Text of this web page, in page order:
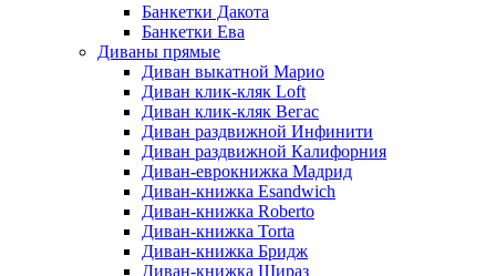
Банкетки Дакота
Банкетки Ева
Диваны прямые
Диван выкатной Марио
Диван клик-кляк Loft
Диван клик-кляк Вегас
Диван раздвижной Инфинити
Диван раздвижной Калифорния
Диван-еврокнижка Мадрид
Диван-книжка Esandwich
Диван-книжка Roberto
Диван-книжка Torta
Диван-книжка Бридж
Диван-книжка Шираз